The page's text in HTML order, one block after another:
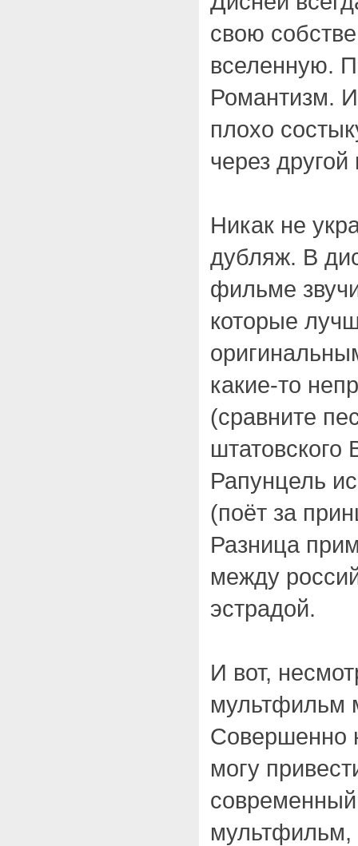
свою
вселенную.
Романтизм.
плохо
через
Никак не
дубляж. В
фильме
которые
какие-то
(сравните
штатовского
Рапунцель
(поёт за
Разница
между
эстрадой.
И вот,
мультфильм
Совершенно
могу
мультфильм,